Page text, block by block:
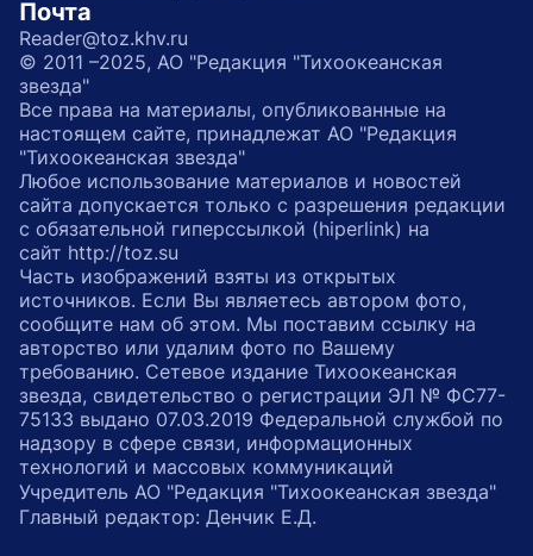
Почта
Reader@toz.khv.ru
© 2011 –2025, АО "Редакция "Тихоокеанская
звезда"
Все права на материалы, опубликованные на
настоящем сайте, принадлежат АО "Редакция
"Тихоокеанская звезда"
Любое использование материалов и новостей
сайта допускается только с разрешения редакции
с обязательной гиперссылкой (hiperlink) на
сайт http://toz.su
Часть изображений взяты из открытых
источников. Если Вы являетесь автором фото,
сообщите нам об этом. Мы поставим ссылку на
авторство или удалим фото по Вашему
требованию. Сетевое издание Тихоокеанская
звезда, свидетельство о регистрации ЭЛ № ФС77-
75133 выдано 07.03.2019 Федеральной службой по
надзору в сфере связи, информационных
технологий и массовых коммуникаций
Учредитель АО "Редакция "Тихоокеанская звезда"
Главный редактор: Денчик Е.Д.